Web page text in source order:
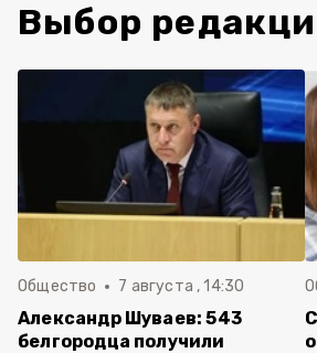
Выбор
Общество 7 августа , 14:30
Александр Шуваев: 543
белгородца получили